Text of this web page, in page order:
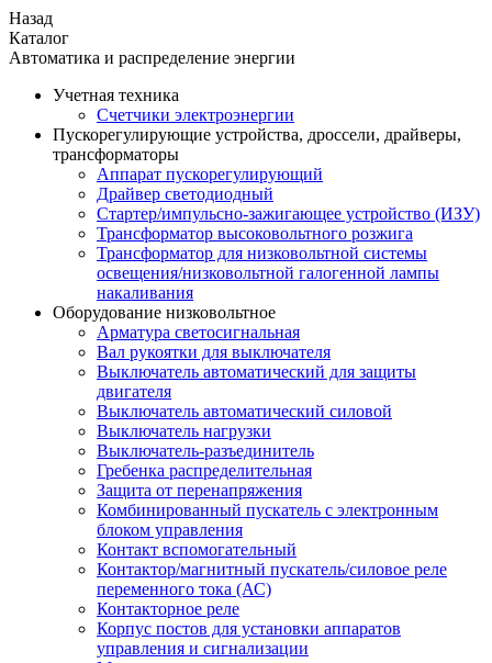
Назад
Каталог
Автоматика и распределение энергии
Учетная техника
Счетчики электроэнергии
Пускорегулирующие устройства, дроссели, драйверы,
трансформаторы
Аппарат пускорегулирующий
Драйвер светодиодный
Стартер/импульсно-зажигающее устройство (ИЗУ)
Трансформатор высоковольтного розжига
Трансформатор для низковольтной системы
освещения/низковольтной галогенной лампы
накаливания
Оборудование низковольтное
Арматура светосигнальная
Вал рукоятки для выключателя
Выключатель автоматический для защиты
двигателя
Выключатель автоматический силовой
Выключатель нагрузки
Выключатель-разъединитель
Гребенка распределительная
Защита от перенапряжения
Комбинированный пускатель с электронным
блоком управления
Контакт вспомогательный
Контактор/магнитный пускатель/силовое реле
переменного тока (АС)
Контакторное реле
Корпус постов для установки аппаратов
управления и сигнализации